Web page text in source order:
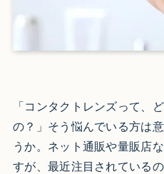
「コンタクトレンズって、
の？」そう悩んでいる方は
うか。ネット通販や量販店
すが、最近注目されている